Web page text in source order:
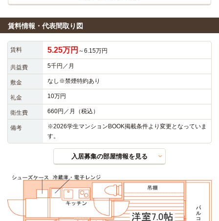
賃料情報・代表間取り図
賃料 5.25万円 ～6.15万円
共益費 5千円／月
敷金 なし※禁煙特約あり
礼金 10万円
衛生費 660円／月（税込）
備考
※2026学生マンションBOOK掲載条件より変更となっていま
す。
入居募集の部屋情報を見る